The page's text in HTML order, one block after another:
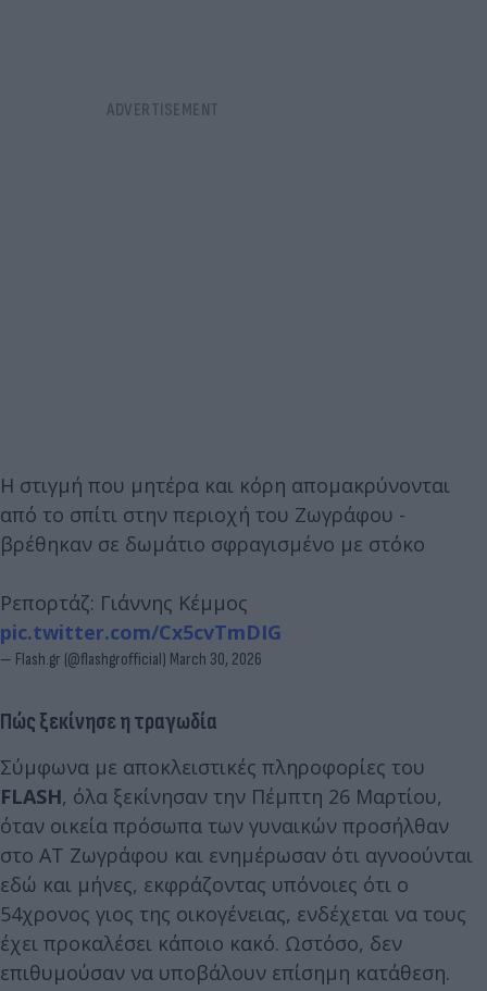
Η στιγμή που μητέρα και κόρη απομακρύνονται
από το σπίτι στην περιοχή του Ζωγράφου -
βρέθηκαν σε δωμάτιο σφραγισμένο με στόκο
Ρεπορτάζ: Γιάννης Κέμμος
pic.twitter.com/Cx5cvTmDIG
— Flash.gr (@flashgrofficial) March 30, 2026
Πώς ξεκίνησε η τραγωδία
Σύμφωνα με αποκλειστικές πληροφορίες του
FLASH, όλα ξεκίνησαν την Πέμπτη 26 Μαρτίου,
όταν οικεία πρόσωπα των γυναικών προσήλθαν
στο ΑΤ Ζωγράφου και ενημέρωσαν ότι αγνοούνται
εδώ και μήνες, εκφράζοντας υπόνοιες ότι ο
54χρονος γιος της οικογένειας, ενδέχεται να τους
έχει προκαλέσει κάποιο κακό. Ωστόσο, δεν
επιθυμούσαν να υποβάλουν επίσημη κατάθεση.